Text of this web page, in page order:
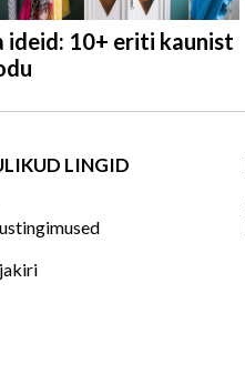
ideid: 10+ eriti kaunist
LINGID